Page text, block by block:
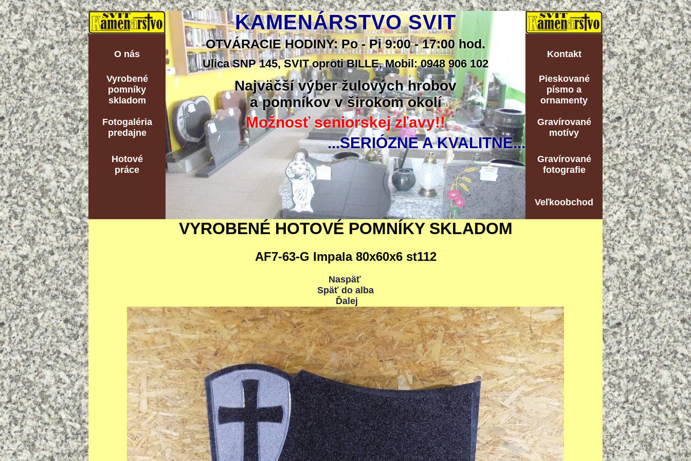
O nás
Vyrobené
pomníky
skladom
Fotogaléria
predajne
Hotové
práce
KAMENÁRSTVO SVIT
OTVÁRACIE HODINY: Po - Pi 9:00 - 17:00 hod.
Ulica SNP 145, SVIT oproti BILLE, Mobil: 0948 906 102
Najväčší výber žulových hrobov
a pomníkov v širokom okolí
Možnosť seniorskej zľavy!!
...SERIÓZNE A KVALITNE...
Kontakt
Pieskované
písmo a
ornamenty
Gravírované
motívy
Gravírované
fotografie
Veľkoobchod
VYROBENÉ HOTOVÉ POMNÍKY SKLADOM
AF7-63-G Impala 80x60x6 st112
Naspäť
Späť do alba
Ďalej